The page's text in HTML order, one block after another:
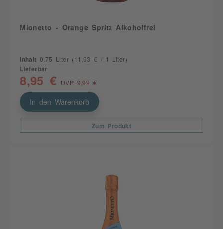
Mionetto - Orange Spritz Alkoholfrei
Inhalt 0.75 Liter (11,93 € / 1 Liter)
Lieferbar
8,95 € UVP 9,99 €
In den Warenkorb
Zum Produkt